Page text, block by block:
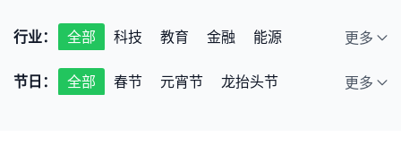
行业： 全部 科技 教育 金融
能源
通讯
医药医疗
影视传媒
农业养殖
更多
节日： 全部 春节 元宵节
龙抬头节
更多